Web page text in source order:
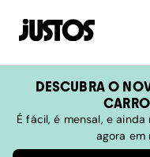
DESCUBRA O
É fácil, é mensal, e
agora em